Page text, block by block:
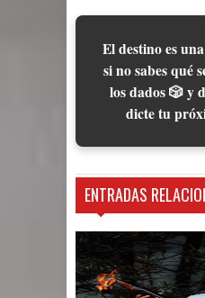
El destino es
si no sabes qué
los dados 🎲 y
dicte tu
ENTRADAS